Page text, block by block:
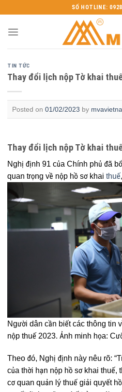
content
SỐ HOTLINE:
TIN TỨC
Thay đổi lịch nộp Tờ khai
Posted on 01/02/2023 by
Thay đổi lịch nộp Tờ khai
Nghị định 91 của Chính phủ đã
quan trọng về nộp hồ sơ khai thuế
Người dân cần biết các thông tin
nộp thuế 2023. Ảnh minh họa:
Theo đó, Nghị định này nêu rõ:
của thời hạn nộp hồ sơ khai thuế,
cơ quan quản lý thuế giải quyết